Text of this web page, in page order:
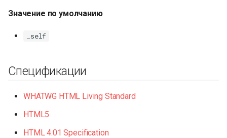
Значение по умолчанию
_self
Спецификации
WHATWG HTML Living Standard
HTML5
HTML 4.01 Specification